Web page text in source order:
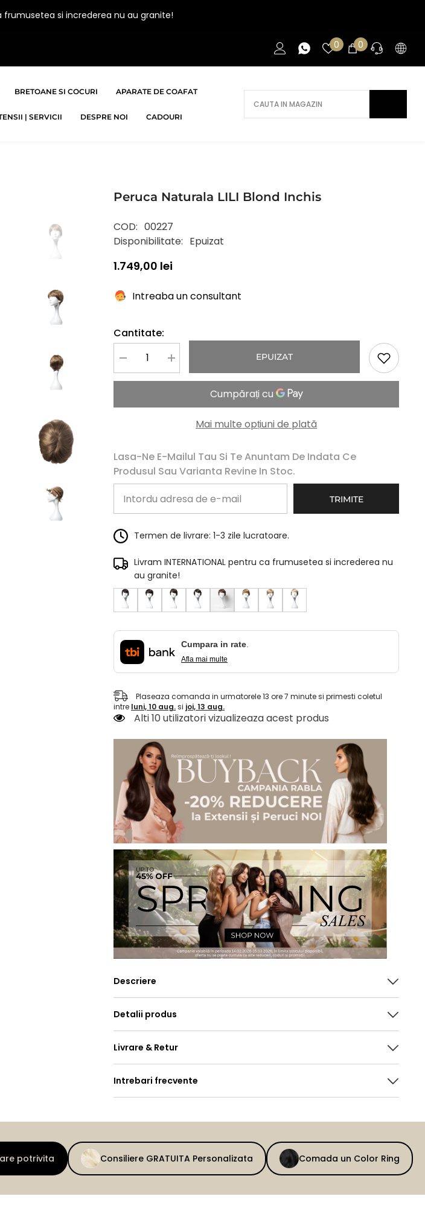
frumusetea si increderea nu au granite!
0Liste
de
favorite
00
articole
AI NEVOIE DE AJUTOR?
BRETOANE SI COCURI APARATE DE COAFAT
| SERVICII DESPRE NOI CADOURI
Peruca Naturala LILI Blond Inchis
COD: 00227
Disponibilitate: Epuizat
1.749,00 lei
Intreaba un consultant
Cantitate:
Redu
cantitatea
pentru
LILI
Mareste
cantitatea
pentru
LILI
EPUIZAT
Mai multe opțiuni de plată
Lasa-Ne E-Mailul Tau Si Te Anuntam De Indata Ce
Produsul Sau Varianta Revine In Stoc.
TRIMITE
Termen de livrare: 1-3 zile lucratoare.
Livram INTERNATIONAL pentru ca frumusetea si increderea nu
au granite!
Cumpara in rate.
Afla mai multe
Plaseaza comanda in urmatorele13 ore7 minutesi primesti coletul
intre luni, 10 aug.si joi, 13 aug.
Alti 10 utilizatori vizualizeaza acest produs
Descriere
Detalii produs
Livrare & Retur
Intrebari frecvente
potrivita Consiliere GRATUITA Personalizata Comada un Color Ring